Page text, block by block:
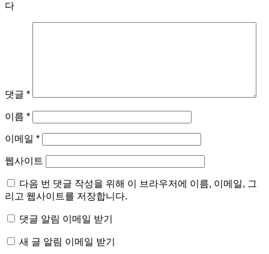
다
댓글 *
이름 *
이메일 *
웹사이트
다음 번 댓글 작성을 위해 이 브라우저에 이름, 이메일, 그
리고 웹사이트를 저장합니다.
댓글 알림 이메일 받기
새 글 알림 이메일 받기